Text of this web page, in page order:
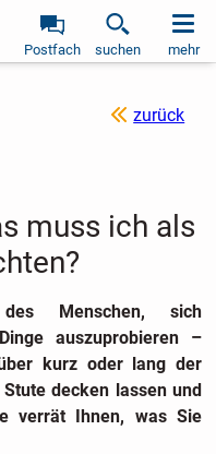
Postfach suchen mehr
zurück
muss ich als
Menschen, sich
auszuprobieren –
kurz oder lang der
decken lassen und
verrät Ihnen, was Sie